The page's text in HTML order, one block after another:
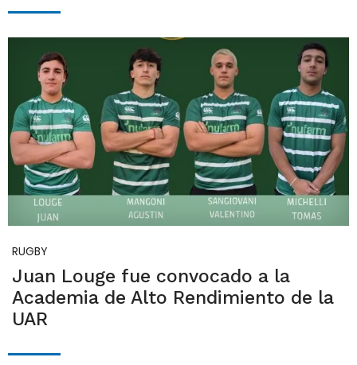
RUGBY
Juan Louge fue convocado a la
Academia de Alto Rendimiento de la
UAR